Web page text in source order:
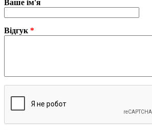
Ваше ім'я
Відгук *